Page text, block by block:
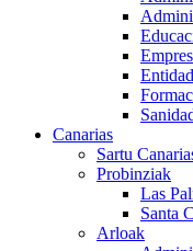
Canarias
Sartu
Probinziak
Las
Santa
Arloak